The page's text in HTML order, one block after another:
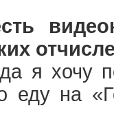
я хочу
еду на